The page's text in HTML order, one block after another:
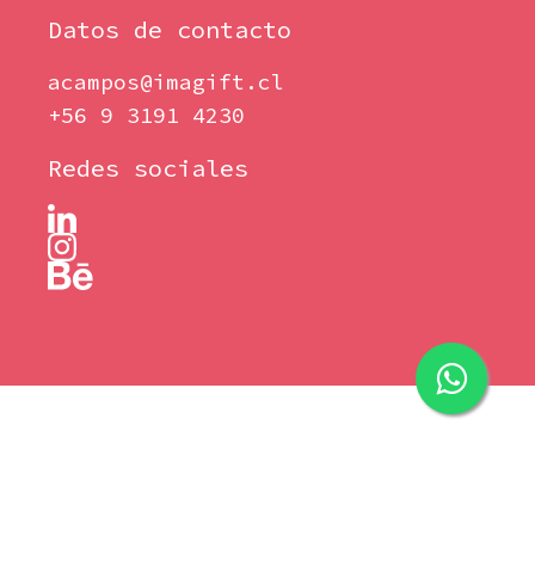
Datos de contacto
acampos@imagift.cl
+56 9 3191 4230
Redes sociales